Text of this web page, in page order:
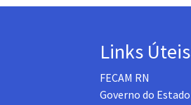
Links Úteis
FECAM RN
Governo do Estado